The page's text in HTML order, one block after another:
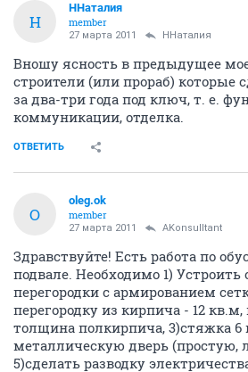
Н
ННаталия
member
27 марта 2011 ННаталия
Вношу ясность в предыдущее
строители (или прораб) которые
за два-три года под ключ, т. е.
коммуникации, отделка.
ОТВЕТИТЬ
O
oleg.ok
member
27 марта 2011 AKonsulltant
Здравствуйте! Есть работа по
подвале. Необходимо 1) Устроить
перегородки с армированием
перегородку из кирпича - 12
толщина полкирпича, 3)стяжка 6
металлическую дверь (простую,
5)сделать разводку